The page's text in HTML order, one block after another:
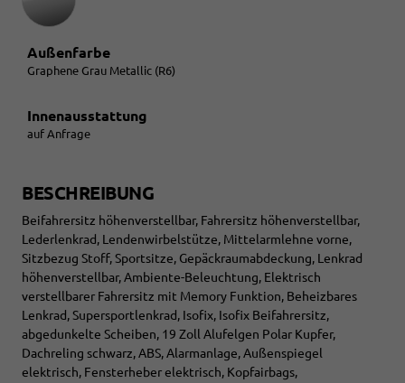
Außenfarbe
Graphene Grau Metallic (R6)
Innenausstattung
auf Anfrage
BESCHREIBUNG
Beifahrersitz höhenverstellbar, Fahrersitz höhenverstellbar,
Lederlenkrad, Lendenwirbelstütze, Mittelarmlehne vorne,
Sitzbezug Stoff, Sportsitze, Gepäckraumabdeckung, Lenkrad
höhenverstellbar, Ambiente-Beleuchtung, Elektrisch
verstellbarer Fahrersitz mit Memory Funktion, Beheizbares
Lenkrad, Supersportlenkrad, Isofix, Isofix Beifahrersitz,
abgedunkelte Scheiben, 19 Zoll Alufelgen Polar Kupfer,
Dachreling schwarz, ABS, Alarmanlage, Außenspiegel
elektrisch, Fensterheber elektrisch, Kopfairbags,